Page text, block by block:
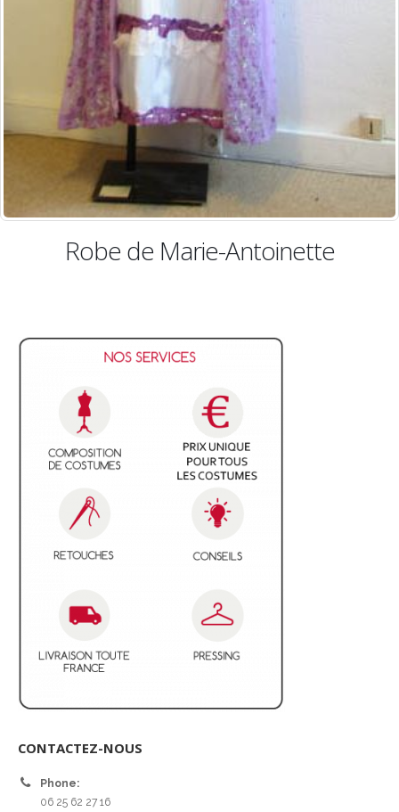
Robe de Marie-Antoinette
CONTACTEZ-NOUS
Phone:
06 25 62 27 16